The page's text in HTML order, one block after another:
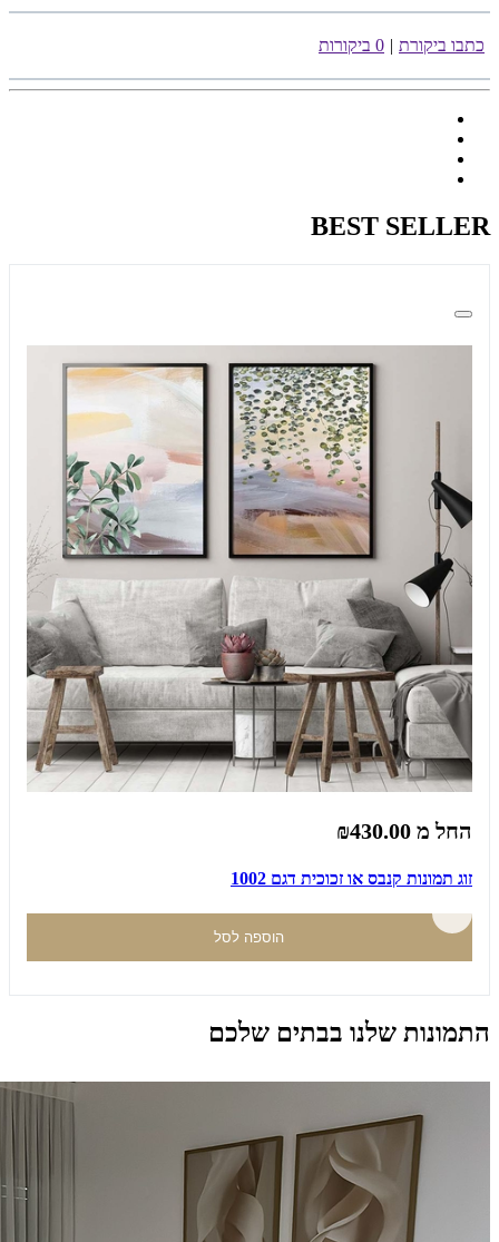
כתבו ביקורת | 0 ביקורות
BEST SELLER
החל מ ₪430.00
זוג תמונות קנבס או זכוכית דגם 1002
הוספה לסל
התמונות שלנו בבתים שלכם